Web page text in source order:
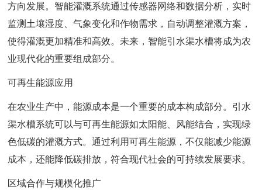
方向发展。智能灌溉系统通过传感器网络和数据分析，实时
监测土壤湿度、气象变化和作物需求，自动调整灌溉方案，
使得灌溉更加精准和高效。未来，智能引水渠水槽将成为农
业现代化的重要组成部分。
可再生能源应用
在农业生产中，能源成本是一个重要的成本构成部分。引水
渠水槽系统可以与可再生能源如太阳能、风能结合，实现绿
色低碳的灌溉方式。通过利用可再生能源，不仅能减少能源
成本，还能降低碳排放，符合现代社会的可持续发展要求。
区域合作与规模化推广